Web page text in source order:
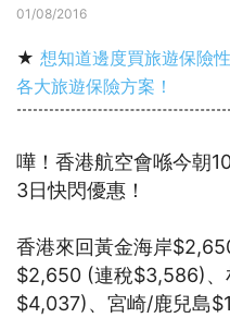
01/08/2016
★ 想知道邊度買旅遊保險
各大旅遊保險方案！
嘩！香港航空會喺今朝
3日快閃優惠！
香港來回黃金海岸
$2,650 (連稅$3,586)
$4,037)、宮崎/鹿兒島